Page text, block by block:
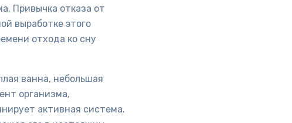
Привычка отказа от
выработке этого
отхода ко сну
ванна, небольшая
организма,
активная система.